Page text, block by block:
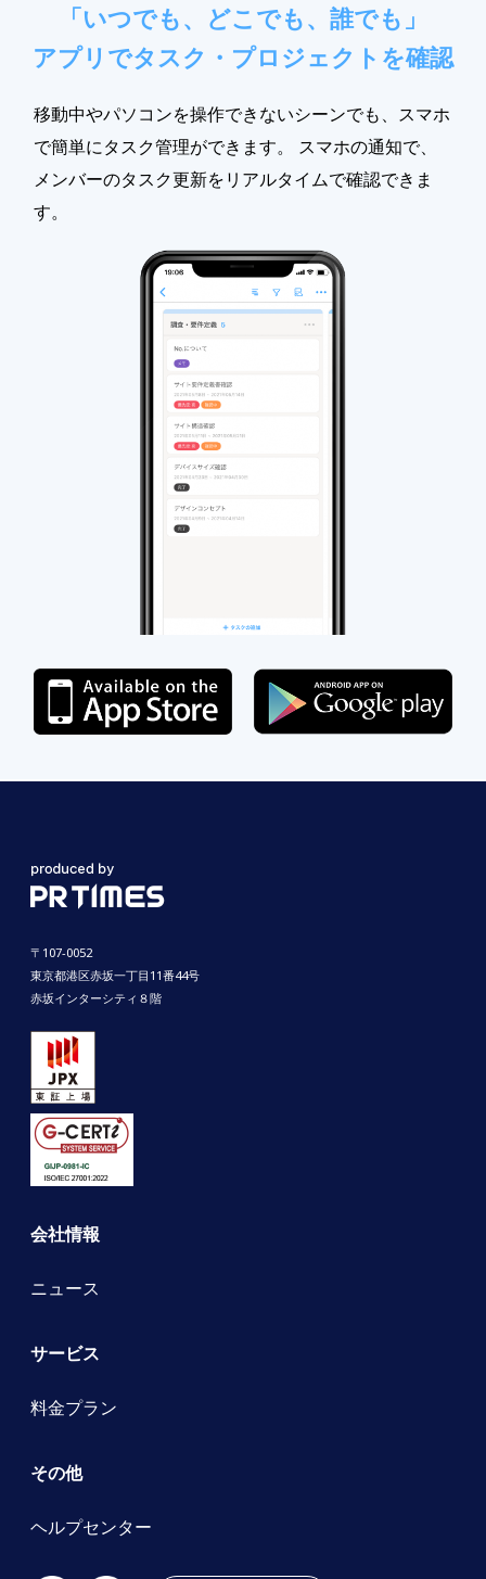
「いつでも、どこでも、誰でも」
アプリでタスク・プロジェクトを確認
移動中やパソコンを操作できないシーンでも、スマホ
で簡単にタスク管理ができます。 スマホの通知で、
メンバーのタスク更新をリアルタイムで確認できま
す。
〒107-0052
東京都港区赤坂一丁目11番44号
赤坂インターシティ８階
会社情報
ニュース
サービス
料金プラン
その他
ヘルプセンター